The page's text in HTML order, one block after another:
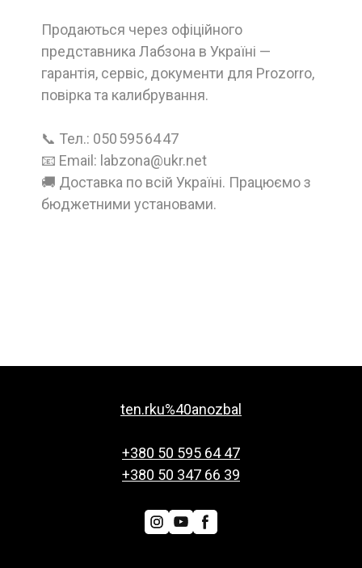
Продаються через офіційного
представника Лабзона в Україні —
гарантія, сервіс, документи для Prozorro,
повірка та калибрування.
📞 Тел.: 050 595 64 47
📧 Email: labzona@ukr.net
🚚 Доставка по всій Україні. Працюємо з
бюджетними установами.
ten.rku%40anozbal
+380 50 595 64 47
+380 50 347 66 39